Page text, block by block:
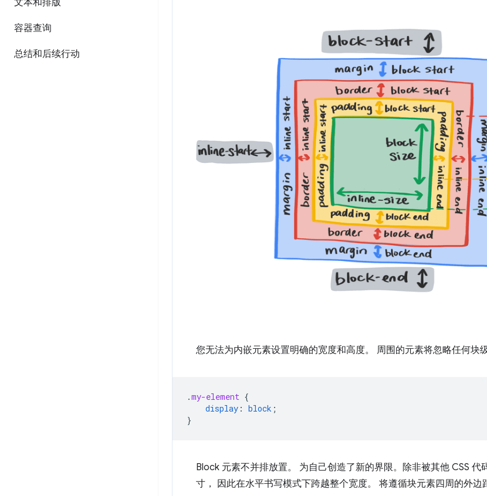
文本和排版
容器查询
总结和后续行动
您无法为内嵌元素设置明确的宽度和高度。 周围的元素将忽略任何块
.my-element {
display : block ;
}
Block 元素不并排放置。 为自己创造了新的界限。除非被其他 CSS
寸， 因此在水平书写模式下跨越整个宽度。 将遵循块元素四周的外边